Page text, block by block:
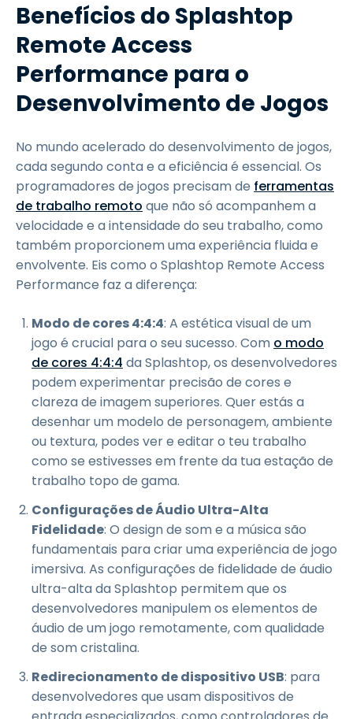
Benefícios do Splashtop
Remote Access
Performance para o
Desenvolvimento de Jogos
No mundo acelerado do desenvolvimento de jogos,
cada segundo conta e a eficiência é essencial. Os
programadores de jogos precisam de ferramentas
de trabalho remoto que não só acompanhem a
velocidade e a intensidade do seu trabalho, como
também proporcionem uma experiência fluida e
envolvente. Eis como o Splashtop Remote Access
Performance faz a diferença:
Modo de cores 4:4:4: A estética visual de um
jogo é crucial para o seu sucesso. Com o modo
de cores 4:4:4 da Splashtop, os desenvolvedores
podem experimentar precisão de cores e
clareza de imagem superiores. Quer estás a
desenhar um modelo de personagem, ambiente
ou textura, podes ver e editar o teu trabalho
como se estivesses em frente da tua estação de
trabalho topo de gama.
Configurações de Áudio Ultra-Alta
Fidelidade: O design de som e a música são
fundamentais para criar uma experiência de jogo
imersiva. As configurações de fidelidade de áudio
ultra-alta da Splashtop permitem que os
desenvolvedores manipulem os elementos de
áudio de um jogo remotamente, com qualidade
de som cristalina.
Redirecionamento de dispositivo USB: para
desenvolvedores que usam dispositivos de